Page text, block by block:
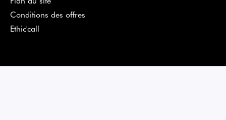
Conditions des offres
Ethic'call